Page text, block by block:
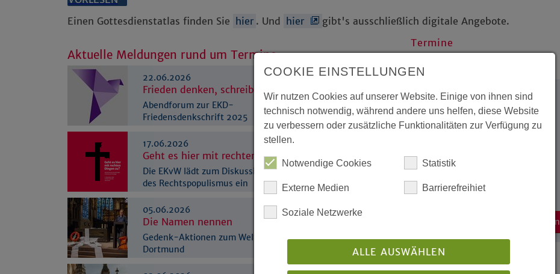
Einen Gottesdienstatlas finden Sie
hier . Und hier gibt's ausschließlich digitale Angebote.
Aktuelle Meldungen rund um Termine
22.06.2026
Frieden denken, schreiben, machen
Abendforum zur EKD-
Friedensdenkschrift 2025
17.06.2026
Geht es hier mit rechten Dingen zu?
Die EKvW lädt zum Diskussionstag über die Gefahren
des Rechtspopulismus ein
05.06.2026
Die Namen nennen
Gedenk-Aktionen zum Weltflüchtlingtag 2026 in
Dortmund
Termine
Highlights:
Suchformular abschicken
COOKIE EINSTELLUNGEN
Wir nutzen Cookies auf unserer Website. Einige von ihnen sind
technisch notwendig, während andere uns helfen, diese Website
zu verbessern oder zusätzliche Funktionalitäten zur Verfügung zu
stellen.
Notwendige Cookies Statistik
Externe Medien Barrierefreihiet
Soziale Netzwerke
ALLE AUSWÄHLEN